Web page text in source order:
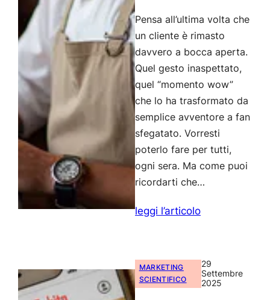
Pensa all’ultima volta che
un cliente è rimasto
davvero a bocca aperta.
Quel gesto inaspettato,
quel “momento wow”
che lo ha trasformato da
semplice avventore a fan
sfegatato. Vorresti
poterlo fare per tutti,
ogni sera. Ma come puoi
ricordarti che…
leggi l’articolo:
Ristorante:
il
MARKETING
SCIENTIFICO
29
Settembre
2025